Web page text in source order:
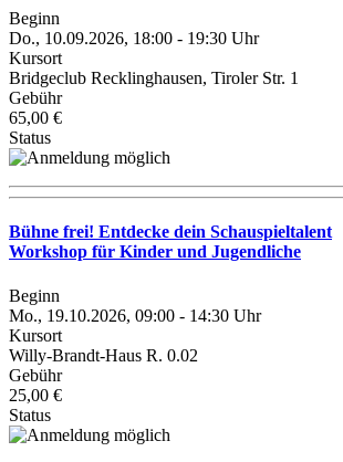
Beginn
Do., 10.09.2026, 18:00 - 19:30 Uhr
Kursort
Bridgeclub Recklinghausen, Tiroler Str. 1
Gebühr
65,00 €
Status
Bühne frei! Entdecke dein Schauspieltalent
Workshop für Kinder und Jugendliche
Beginn
Mo., 19.10.2026, 09:00 - 14:30 Uhr
Kursort
Willy-Brandt-Haus R. 0.02
Gebühr
25,00 €
Status